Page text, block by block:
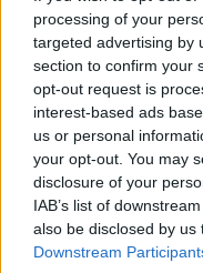
processing of your
targeted advertising by
section to confirm your
opt-out request is
interest-based ads
us or personal
your opt-out. You may
disclosure of your
IAB’s list of
also be disclosed by
Downstream
vagy páratlan hét
Mikor lesz a 2026-os
döntő?
Mikor tegyem fel a